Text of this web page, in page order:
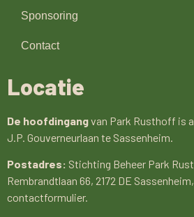
Sponsoring
Contact
Locatie
De hoofdingangvan Park Rusthoff is
J.P. Gouverneurlaan te Sassenheim.
Postadres: Stichting Beheer Park
Rembrandtlaan 66, 2172 DE
contactformulier.